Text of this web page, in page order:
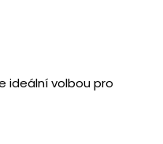
ideální volbou pro